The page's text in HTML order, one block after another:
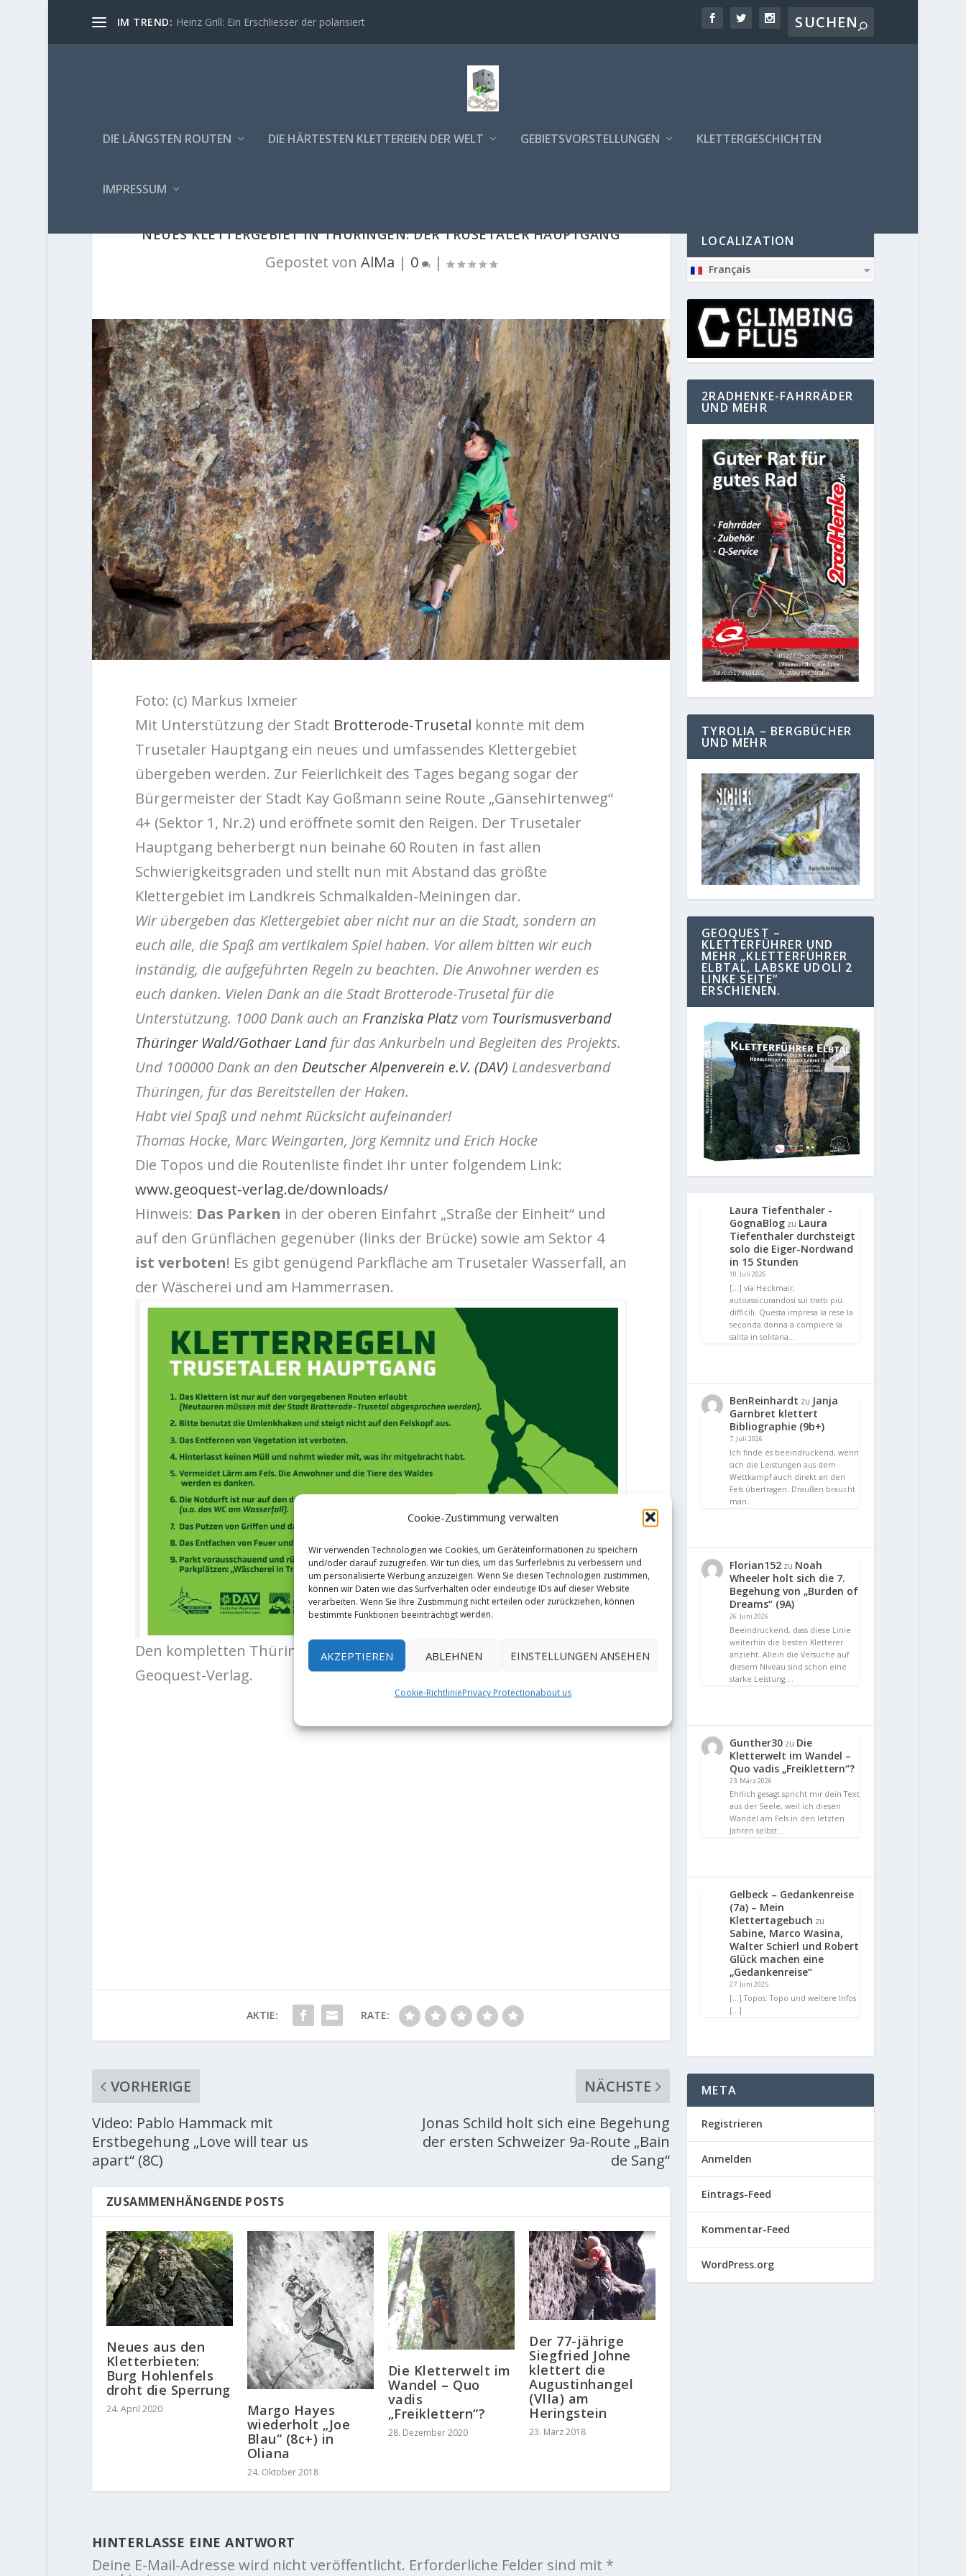
Cookie-Zustimmung verwalten
Wir verwenden Technologien wie Cookies, um Geräteinformationen zu speichern
und/oder darauf zuzugreifen. Wir tun dies, um das Surferlebnis zu verbessern und
um personalisierte Werbung anzuzeigen. Wenn Sie diesen Technologien zustimmen,
können wir Daten wie das Surfverhalten oder eindeutige IDs auf dieser Website
verarbeiten. Wenn Sie Ihre Zustimmung nicht erteilen oder zurückziehen, können
bestimmte Funktionen beeinträchtigt werden.
AKZEPTIEREN ABLEHNEN EINSTELLUNGEN ANSEHEN
Cookie-RichtliniePrivacy Protectionabout us
IM TREND: Heinz Grill: Ein Erschliesser der polarisiert
DIE LÄNGSTEN ROUTEN DIE HÄRTESTEN KLETTEREIEN DER WELT GEBIETSVORSTELLUNGEN KLETTERGESCHICHTEN
IMPRESSUM
NEUES KLETTERGEBIET IN THÜRINGEN: DER TRUSETALER HAUPTGANG
Gepostet von AlMa | 0 |
Foto: (c) Markus Ixmeier
Mit Unterstützung der Stadt Brotterode-Trusetal konnte mit dem
Trusetaler Hauptgang ein neues und umfassendes Klettergebiet
übergeben werden. Zur Feierlichkeit des Tages begang sogar der
Bürgermeister der Stadt Kay Goßmann seine Route „Gänsehirtenweg“
4+ (Sektor 1, Nr.2) und eröffnete somit den Reigen. Der Trusetaler
Hauptgang beherbergt nun beinahe 60 Routen in fast allen
Schwierigkeitsgraden und stellt nun mit Abstand das größte
Klettergebiet im Landkreis Schmalkalden-Meiningen dar.
Wir übergeben das Klettergebiet aber nicht nur an die Stadt, sondern an
euch alle, die Spaß am vertikalem Spiel haben. Vor allem bitten wir euch
inständig, die aufgeführten Regeln zu beachten. Die Anwohner werden es
euch danken. Vielen Dank an die Stadt Brotterode-Trusetal für die
Unterstützung. 1000 Dank auch an Franziska Platzvom Tourismusverband
Thüringer Wald/Gothaer Landfür das Ankurbeln und Begleiten des Projekts.
Und 100000 Dank an den Deutscher Alpenverein e.V. (DAV) Landesverband
Thüringen, für das Bereitstellen der Haken.
Habt viel Spaß und nehmt Rücksicht aufeinander!
Thomas Hocke, Marc Weingarten, Jörg Kemnitz und Erich Hocke
Die Topos und die Routenliste findet ihr unter folgendem Link:
www.geoquest-verlag.de/downloads/
Hinweis: Das Parken in der oberen Einfahrt „Straße der Einheit“ und
auf den Grünflächen gegenüber (links der Brücke) sowie am Sektor 4
ist verboten! Es gibt genügend Parkfläche am Trusetaler Wasserfall, an
der Wäscherei und am Hammerrasen.
Den kompletten Thüringen-Kletterführer SteinReich
gibt es auch beim
Geoquest-Verlag.
AKTIE: RATE:
VORHERIGE
Video: Pablo Hammack mit
Erstbegehung „Love will tear us
apart“ (8C)
NÄCHSTE
Jonas Schild holt sich eine Begehung
der ersten Schweizer 9a-Route „Bain
de Sang“
ZUSAMMENHÄNGENDE POSTS
Neues aus den
Kletterbieten:
Burg Hohlenfels
droht die Sperrung
24. April 2020
Margo Hayes
wiederholt „Joe
Blau“ (8c+) in
Oliana
24. Oktober 2018
Die Kletterwelt im
Wandel – Quo
vadis
„Freiklettern“?
28. Dezember 2020
Der 77-jährige
Siegfried Johne
klettert die
Augustinhangel
(VIIa) am
Heringstein
23. März 2018
HINTERLASSE EINE ANTWORT
Deine E-Mail-Adresse wird nicht veröffentlicht. Erforderliche Felder sind mit *
LOCALIZATION
Français
2RADHENKE-FAHRRÄDER
UND MEHR
TYROLIA – BERGBÜCHER
UND MEHR
GEOQUEST –
KLETTERFÜHRER UND
MEHR „KLETTERFÜHRER
ELBTAL, LABSKE UDOLI 2
LINKE SEITE“
ERSCHIENEN.
Laura Tiefenthaler -
GognaBlog zu Laura
Tiefenthaler durchsteigt
solo die Eiger-Nordwand
in 15 Stunden
10. Juli 2026
[…] via Heckmair,
autoassicurandosi sui tratti più
difficili. Questa impresa la rese la
seconda donna a compiere la
salita in solitaria…
BenReinhardt zu Janja
Garnbret klettert
Bibliographie (9b+)
7. Juli 2026
Ich finde es beeindruckend, wenn
sich die Leistungen aus dem
Wettkampf auch direkt an den
Fels übertragen. Draußen braucht
man…
Florian152 zu Noah
Wheeler holt sich die 7.
Begehung von „Burden of
Dreams“ (9A)
26. Juni 2026
Beeindruckend, dass diese Linie
weiterhin die besten Kletterer
anzieht. Allein die Versuche auf
diesem Niveau sind schon eine
starke Leistung.…
Gunther30 zu Die
Kletterwelt im Wandel –
Quo vadis „Freiklettern“?
23. März 2026
Ehrlich gesagt spricht mir dein Text
aus der Seele, weil ich diesen
Wandel am Fels in den letzten
Jahren selbst…
Gelbeck – Gedankenreise
(7a) – Mein
Klettertagebuch zu
Sabine, Marco Wasina,
Walter Schierl und Robert
Glück machen eine
„Gedankenreise“
27. Juni 2025
[…] Topos: Topo und weitere Infos
[…]
META
Registrieren
Anmelden
Eintrags-Feed
Kommentar-Feed
WordPress.org